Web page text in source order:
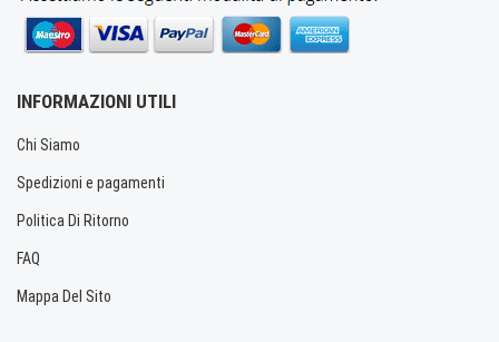
INFORMAZIONI UTILI
Chi Siamo
Spedizioni e pagamenti
Politica Di Ritorno
FAQ
Mappa Del Sito